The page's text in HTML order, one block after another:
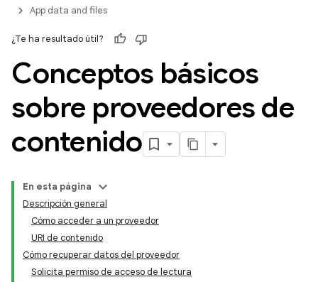
App data and files
¿Te ha resultado útil?
Conceptos básicos
sobre proveedores de
contenido
En esta página
Descripción general
Cómo acceder a un proveedor
URI de contenido
Cómo recuperar datos del proveedor
Solicita permiso de acceso de lectura